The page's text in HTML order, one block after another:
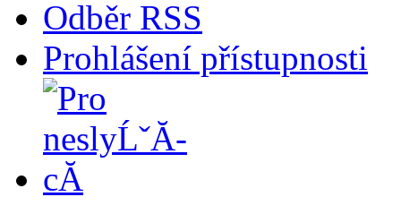
Odběr RSS
Prohlášení přístupnosti